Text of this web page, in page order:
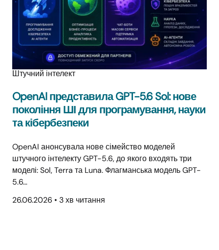
Штучний інтелект
OpenAI представила GPT-5.6 Sol: нове
покоління ШІ для програмування, науки
та кібербезпеки
OpenAI анонсувала нове сімейство моделей
штучного інтелекту GPT-5.6, до якого входять три
моделі: Sol, Terra та Luna. Флагманська модель GPT-
5.6…
26.06.2026 • 3 хв читання